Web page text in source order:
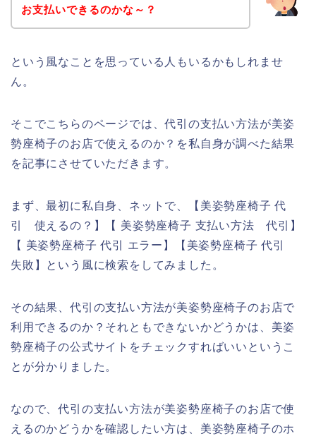
お支払いできるのかな～？
という風なことを思っている人もいるかもしれませ
ん。
そこでこちらのページでは、代引の支払い方法が美姿
勢座椅子のお店で使えるのか？を私自身が調べた結果
を記事にさせていただきます。
まず、最初に私自身、ネットで、【美姿勢座椅子 代
引 使えるの？】【 美姿勢座椅子 支払い方法 代引】
【 美姿勢座椅子 代引 エラー】【美姿勢座椅子 代引
失敗】という風に検索をしてみました。
その結果、代引の支払い方法が美姿勢座椅子のお店で
利用できるのか？それともできないかどうかは、美姿
勢座椅子の公式サイトをチェックすればいいというこ
とが分かりました。
なので、代引の支払い方法が美姿勢座椅子のお店で使
えるのかどうかを確認したい方は、美姿勢座椅子のホ